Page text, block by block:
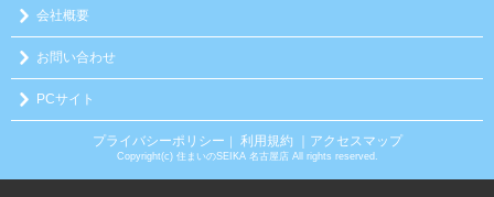
会社概要
お問い合わせ
PCサイト
プライバシーポリシー 利用規約 ｜アクセスマップ
Copyright(c) 住まいのSEIKA 名古屋店 All rights reserved.